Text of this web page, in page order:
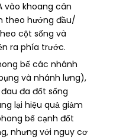
vào khoang cân
theo hướng đầu/
cột sống và
ra phía trước.
bế các nhánh
và nhánh lưng),
đa đốt sống
lại hiệu quả giảm
bế cạnh đốt
nhưng với nguy cơ